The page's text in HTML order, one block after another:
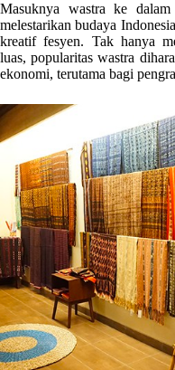
Masuknya wastra ke
melestarikan budaya
kreatif fesyen. Tak hanya
luas, popularitas wastra
ekonomi, terutama bagi